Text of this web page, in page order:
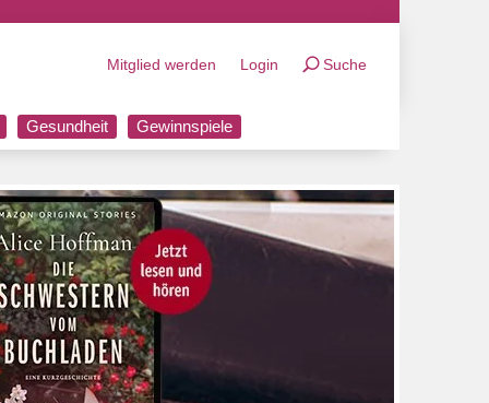
Mitglied werden Login Suche
Gesundheit Gewinnspiele